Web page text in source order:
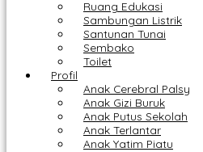
Ruang Edukasi
Sambungan Listrik
Santunan Tunai
Sembako
Toilet
Profil
Anak Cerebral Palsy
Anak Gizi Buruk
Anak Putus Sekolah
Anak Terlantar
Anak Yatim Piatu